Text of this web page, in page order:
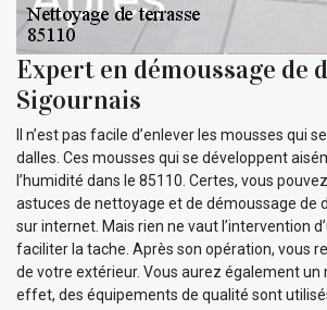
Expert en démoussage de
Sigournais
Il n’est pas facile d’enlever les mousses qui
dalles. Ces mousses qui se développent
l’humidité dans le 85110. Certes, vous
astuces de nettoyage et de démoussage de
sur internet. Mais rien ne vaut l’intervention
faciliter la tache. Après son opération, vous
de votre extérieur. Vous aurez également un
effet, des équipements de qualité sont